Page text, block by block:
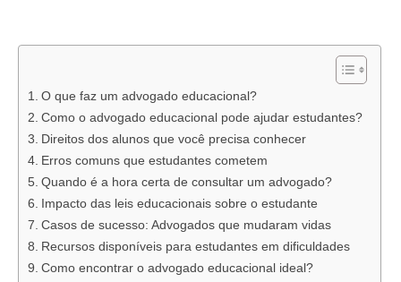
O que faz um advogado educacional?
Como o advogado educacional pode ajudar estudantes?
Direitos dos alunos que você precisa conhecer
Erros comuns que estudantes cometem
Quando é a hora certa de consultar um advogado?
Impacto das leis educacionais sobre o estudante
Casos de sucesso: Advogados que mudaram vidas
Recursos disponíveis para estudantes em dificuldades
Como encontrar o advogado educacional ideal?